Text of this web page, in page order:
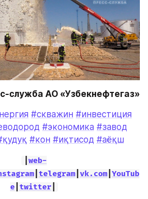
служба АО «Узбекнефтегаз»
#скважин #инвестиция
#экономика #завод
#кон #иқтисод #аёқш
web-
telegram vk.com YouTub
e| twitter|